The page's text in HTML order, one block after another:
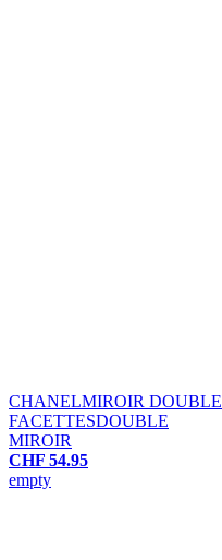
CHANELMIROIR DOUBLE
FACETTESDOUBLE
MIROIR
CHF 54.95
empty